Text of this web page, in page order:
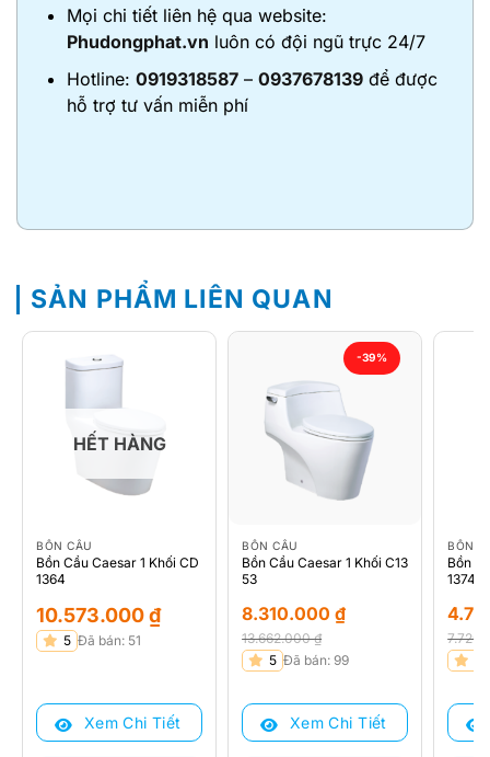
Mọi chi tiết liên hệ qua website:
Phudongphat.vn luôn có đội ngũ trực 24/7
Hotline: 0919318587 – 0937678139 để được
hỗ trợ tư vấn miễn phí
SẢN PHẨM LIÊN QUAN
HẾT HÀNG
BỒN CẦU
Bồn Cầu Caesar 1 Khối CD
1364
10.573.000₫
5 Đã bán: 51
Xem Chi Tiết
-39%
BỒN CẦU
Bồn Cầu Caesar 1 Khối C13
53
13.662.000₫
Giá
là:
13.662.000 ₫.
8.310.000₫
Giá
tại
8.310.000 ₫.
5 Đã bán: 99
Xem Chi Tiết
BỒN
Bồn
1374
Giá
là:
Giá
tại